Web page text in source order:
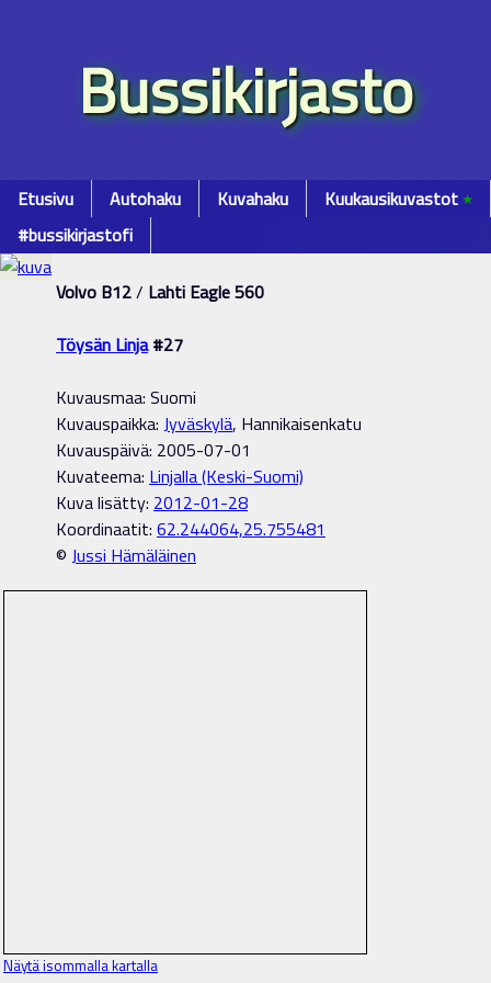
Bussikirjasto
Etusivu Autohaku Kuvahaku Kuukausikuvastot٭
#bussikirjastofi
Volvo B12/ Lahti Eagle 560
Töysän Linja#27
Kuvausmaa: Suomi
Kuvauspaikka: Jyväskylä, Hannikaisenkatu
Kuvauspäivä: 2005-07-01
Kuvateema: Linjalla (Keski-Suomi)
Kuva lisätty: 2012-01-28
Koordinaatit: 62.244064,25.755481
© Jussi Hämäläinen
Näytä isommalla kartalla